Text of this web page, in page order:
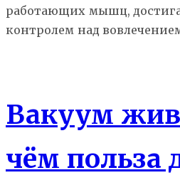
работающих мышц,
контролем над
Вакуум
чём польза